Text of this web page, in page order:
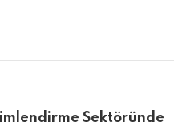
Sektöründe